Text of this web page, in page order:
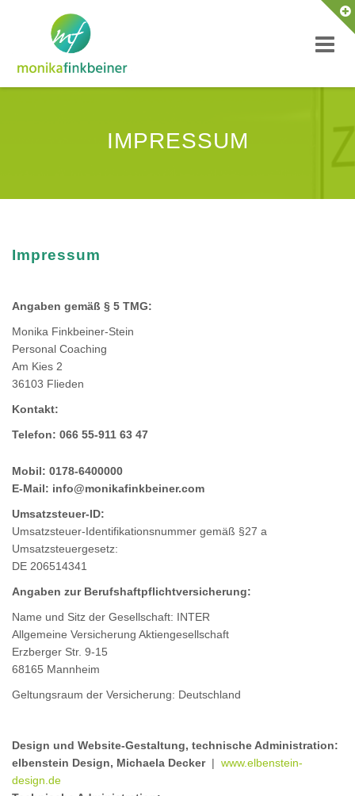
IMPRESSUM
Impressum
Angaben gemäß § 5 TMG:
Monika Finkbeiner-Stein
Personal Coaching
Am Kies 2
36103 Flieden
Kontakt:
Telefon: 066 55-911 63 47
Mobil: 0178-6400000
E-Mail: info@monikafinkbeiner.com
Umsatzsteuer-ID:
Umsatzsteuer-Identifikationsnummer gemäß §27 a
Umsatzsteuergesetz:
DE 206514341
Angaben zur Berufshaftpflichtversicherung:
Name und Sitz der Gesellschaft: INTER
Allgemeine Versicherung Aktiengesellschaft
Erzberger Str. 9-15
68165 Mannheim
Geltungsraum der Versicherung: Deutschland
Design und Website-Gestaltung, technische Administration:
elbenstein Design, Michaela Decker| www.elbenstein-
design.de